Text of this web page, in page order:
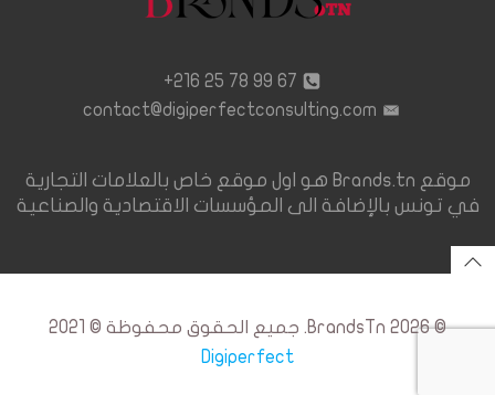
67 99 78 25 216+
contact@digiperfectconsulting.com
موقع Brands.tn هو اول موقع خاص بالعلامات التجارية
في تونس بالإضافة الى المؤسسات الاقتصادية والصناعية
© 2026 BrandsTn. جميع الحقوق محفوظة © 2021
Digiperfect